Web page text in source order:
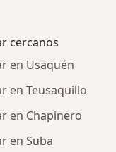
cercanos
en Usaquén
en Teusaquillo
en Chapinero
en Suba